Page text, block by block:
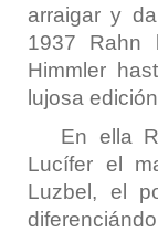
arraigar y
1937 Rahn
Himmler
lujosa
En ella
Lucífer el
Luzbel, el